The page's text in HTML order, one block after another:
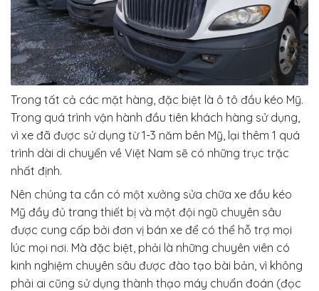
Trong tất cả các mặt hàng, đặc biệt là ô tô đầu kéo Mỹ.
Trong quá trình vận hành đầu tiên khách hàng sử dụng,
vì xe đã được sử dụng từ 1-3 năm bên Mỹ, lại thêm 1 quá
trình dài di chuyển về Việt Nam sẽ có những trục trặc
nhất định.
Nên chúng ta cần có một xưởng sửa chữa xe đầu kéo
Mỹ đầy đủ trang thiết bị và một đội ngũ chuyên sâu
được cung cấp bởi đơn vị bán xe để có thể hỗ trợ mọi
lúc mọi nơi. Mà đặc biệt, phải là những chuyên viên có
kinh nghiệm chuyên sâu được đào tạo bài bản, vì không
phải ai cũng sử dụng thành thạo máy chuẩn đoán (đọc